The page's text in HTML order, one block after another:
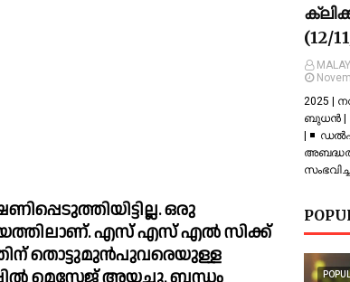
ഒരു
എസ് എസ് എല്‍ സിക്ക്
തൊട്ടുമുൻപുവരെയുള്ള
(12/
2025 |
ബുധൻ |
| ◾